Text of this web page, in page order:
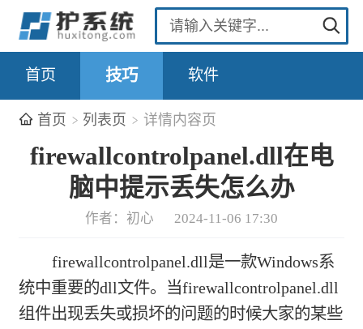
首页 技巧 软件
首页 列表页 详情内容页
firewallcontrolpanel.dll在电
脑中提示丢失怎么办
作者：初心 2024-11-06 17:30
firewallcontrolpanel.dll是一款Windows系
统中重要的dll文件。当firewallcontrolpanel.dll
组件出现丢失或损坏的问题的时候大家的某些